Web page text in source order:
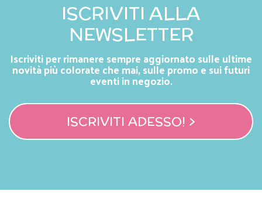
ISCRIVITI ALLA
NEWSLETTER
Iscriviti per rimanere sempre aggiornato sulle ultime
novità più colorate che mai, sulle promo e sui futuri
eventi in negozio.
ISCRIVITI ADESSO! >